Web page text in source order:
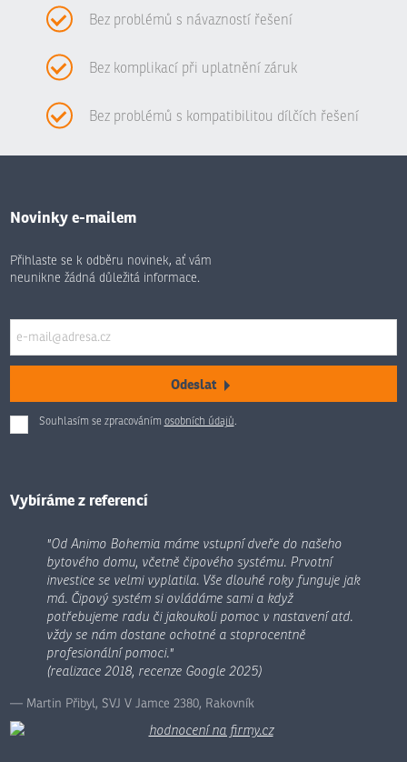
Bez problémů s návazností řešení
Bez komplikací při uplatnění záruk
Bez problémů s kompatibilitou dílčích řešení
Novinky e-mailem
Přihlaste se k odběru novinek, ať vám
neunikne žádná důležitá informace.
Odeslat
Souhlasím se zpracováním osobních údajů.
Formulář
odeslat.
Vybíráme z referencí
"Od Animo Bohemia máme vstupní dveře do našeho
bytového domu, včetně čipového systému. Prvotní
investice se velmi vyplatila. Vše dlouhé roky funguje jak
má. Čipový systém si ovládáme sami a když
potřebujeme radu či jakoukoli pomoc v nastavení atd.
vždy se nám dostane ochotné a stoprocentně
profesionální pomoci."
(realizace 2018, recenze Google 2025)
Martin Přibyl, SVJ V Jamce 2380, Rakovník